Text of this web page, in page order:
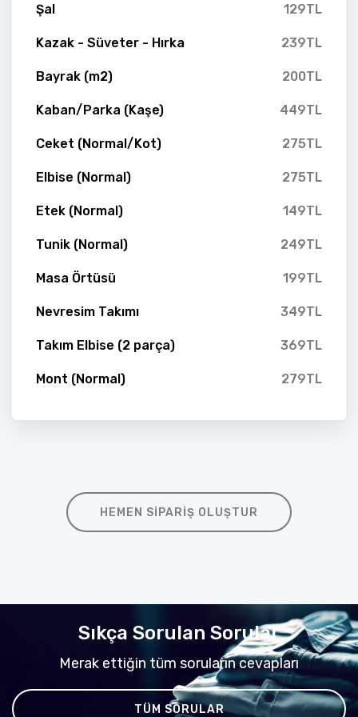
Şal 129TL
Kazak - Süveter - Hırka 239TL
Bayrak (m2) 200TL
Kaban/Parka (Kaşe) 449TL
Ceket (Normal/Kot) 275TL
Elbise (Normal) 275TL
Etek (Normal) 149TL
Tunik (Normal) 249TL
Masa Örtüsü 199TL
Nevresim Takımı 349TL
Takım Elbise (2 parça) 369TL
Mont (Normal) 279TL
HEMEN SIPARIŞ OLUŞTUR
Sıkça Sorulan Sorular
Merak ettiğin tüm soruların cevapları
TÜM SORULAR